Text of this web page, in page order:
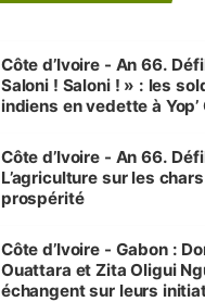
Côte d’Ivoire - An 66.
Saloni ! Saloni ! » : les
indiens en vedette à Yop’
Côte d’Ivoire - An 66.
L’agriculture sur les
prospérité
Côte d’Ivoire - Gabon :
Ouattara et Zita Oligui
échangent sur leurs